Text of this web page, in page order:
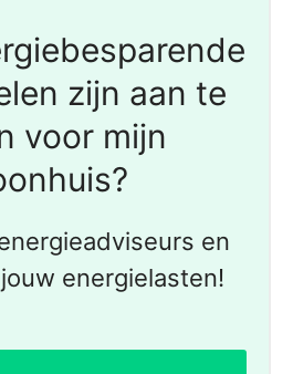
zijn aan te
voor mijn
en
energielasten!